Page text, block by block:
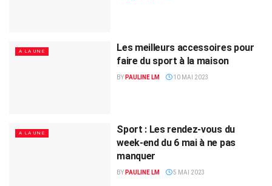
A LA UNE
Les meilleurs accessoires pour
faire du sport à la maison
BY PAULINE LM 10 MAI 2023
A LA UNE
Sport : Les rendez-vous du
week-end du 6 mai à ne pas
manquer
BY PAULINE LM 5 MAI 2023